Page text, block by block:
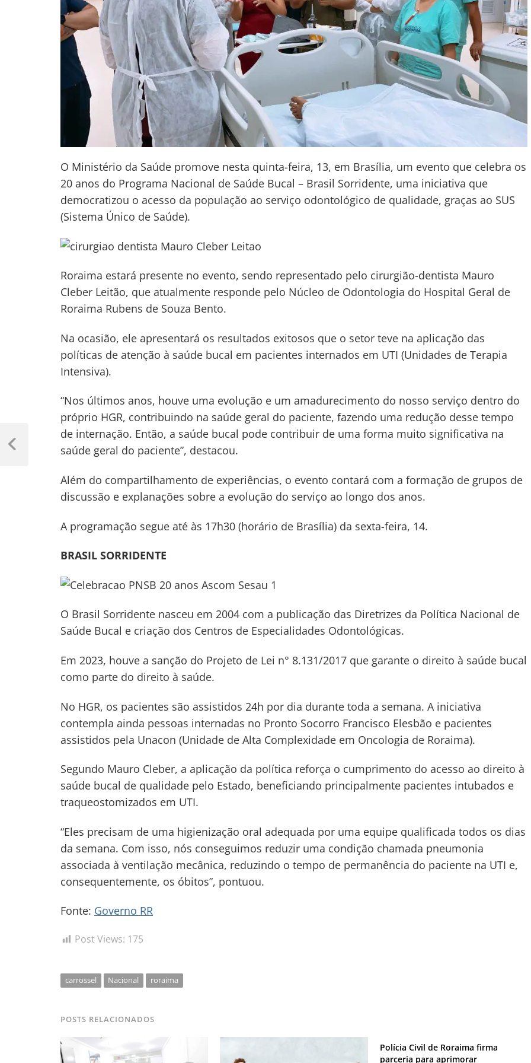
O Ministério da Saúde promove nesta quinta-feira, 13, em Brasília, um evento que celebra os
20 anos do Programa Nacional de Saúde Bucal – Brasil Sorridente, uma iniciativa que
democratizou o acesso da população ao serviço odontológico de qualidade, graças ao SUS
(Sistema Único de Saúde).
Roraima estará presente no evento, sendo representado pelo cirurgião-dentista Mauro
Cleber Leitão, que atualmente responde pelo Núcleo de Odontologia do Hospital Geral de
Roraima Rubens de Souza Bento.
Na ocasião, ele apresentará os resultados exitosos que o setor teve na aplicação das
políticas de atenção à saúde bucal em pacientes internados em UTI (Unidades de Terapia
Intensiva).
“Nos últimos anos, houve uma evolução e um amadurecimento do nosso serviço dentro do
próprio HGR, contribuindo na saúde geral do paciente, fazendo uma redução desse tempo
de internação. Então, a saúde bucal pode contribuir de uma forma muito significativa na
saúde geral do paciente”, destacou.
Além do compartilhamento de experiências, o evento contará com a formação de grupos de
discussão e explanações sobre a evolução do serviço ao longo dos anos.
A programação segue até às 17h30 (horário de Brasília) da sexta-feira, 14.
BRASIL SORRIDENTE
O Brasil Sorridente nasceu em 2004 com a publicação das Diretrizes da Política Nacional de
Saúde Bucal e criação dos Centros de Especialidades Odontológicas.
Em 2023, houve a sanção do Projeto de Lei n° 8.131/2017 que garante o direito à saúde bucal
como parte do direito à saúde.
No HGR, os pacientes são assistidos 24h por dia durante toda a semana. A iniciativa
contempla ainda pessoas internadas no Pronto Socorro Francisco Elesbão e pacientes
assistidos pela Unacon (Unidade de Alta Complexidade em Oncologia de Roraima).
Segundo Mauro Cleber, a aplicação da política reforça o cumprimento do acesso ao direito à
saúde bucal de qualidade pelo Estado, beneficiando principalmente pacientes intubados e
traqueostomizados em UTI.
“Eles precisam de uma higienização oral adequada por uma equipe qualificada todos os dias
da semana. Com isso, nós conseguimos reduzir uma condição chamada pneumonia
associada à ventilação mecânica, reduzindo o tempo de permanência do paciente na UTI e,
consequentemente, os óbitos”, pontuou.
Fonte: Governo RR
Post Views: 175
carrossel Nacional roraima
POSTS RELACIONADOS
Polícia Civil de Roraima firma
parceria para aprimorar
Navegação
de
Previous